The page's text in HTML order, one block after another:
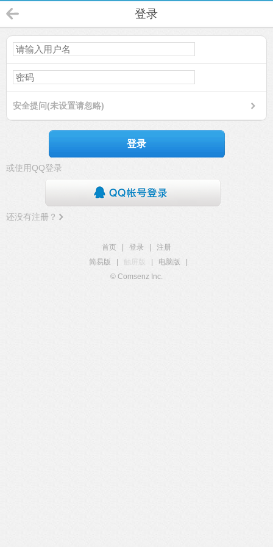
登录
安全提问(未设置请忽略)
登录
或使用QQ登录
还没有注册？
首页 登录
注册
简易版
触屏版 电脑版
© Comsenz Inc.